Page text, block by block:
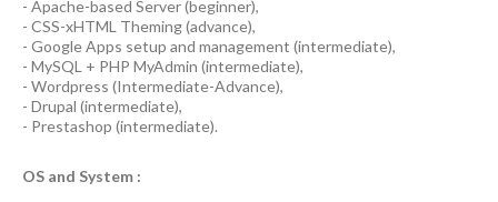
- Apache-based Server(beginner),
- CSS-xHTML Theming(advance),
- Google Apps setup and management (intermediate),
- MySQL + PHP MyAdmin (intermediate),
- Wordpress (Intermediate-Advance),
- Drupal (intermediate),
- Prestashop (intermediate).
OS and System :